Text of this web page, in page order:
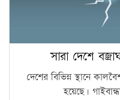
সারা দেশে
দেশের বিভিন্ন স্থানে
হয়েছে।